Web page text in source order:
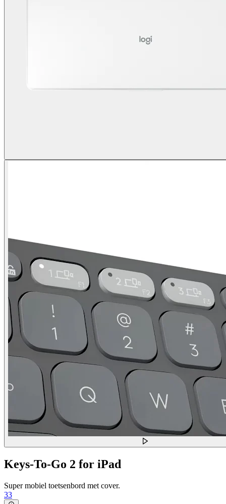
Keys-To-Go 2 for iPad
Super mobiel toetsenbord met cover.
33